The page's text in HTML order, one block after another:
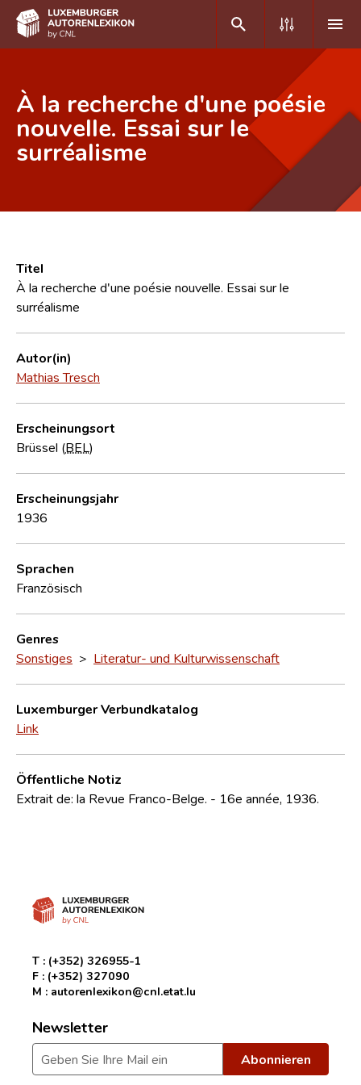
DE FR
Home
Erweiterte Suche
CNL
Forschungsgruppe
À la recherche d'une poésie
nouvelle. Essai sur le
surréalisme
Titel
À la recherche d'une poésie nouvelle. Essai sur le
surréalisme
Autor(in)
Mathias Tresch
Erscheinungsort
Brüssel (BEL )
Erscheinungsjahr
1936
Sprachen
Französisch
Genres
Sonstiges > Literatur- und Kulturwissenschaft
Luxemburger Verbundkatalog
Link
Öffentliche Notiz
Extrait de: la Revue Franco-Belge. - 16e année, 1936.
T : (+352) 326955-1
F : (+352) 327090
M : autorenlexikon@cnl.etat.lu
Newsletter